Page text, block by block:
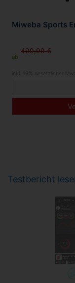
Miweba Sports
ab
499,99 €
Testbericht